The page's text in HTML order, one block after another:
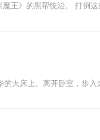
王》的黑帮统治。 打倒
大床上。离开卧室，步